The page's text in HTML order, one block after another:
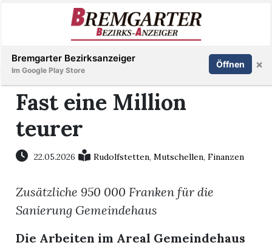
Veranstaltungen
Stellen
Paper
Inserieren Abonnieren Anmelden
Fast eine Million
teurer
22.05.2026 Rudolfstetten,Mutschellen,Finanzen
Zusätzliche 950 000 Franken für die
Sanierung Gemeindehaus
Die Arbeiten im Areal Gemeindehaus
Bremgarter Bezirksanzeiger
Im Google Play Store
Öffnen ×